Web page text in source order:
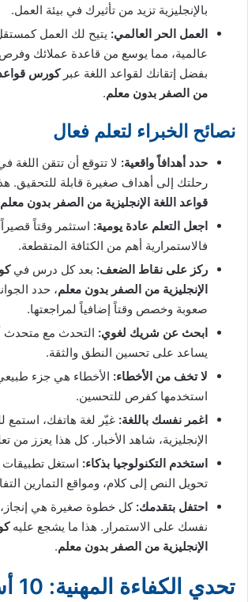
بالإنجليزية تزيد من تأثيرك في بيئة العمل.
العمل الحر العالمي: يتيح لك العمل
عالمية، مما يوسع من قاعدة عملائك
بفضل إتقانك لقواعد اللغة عبركورس قواعد
من الصفر بدون معلم.
نصائح الخبراء لتعلم فعال
حدد أهدافاً واقعية: لا تتوقع أن تتقن اللغة
رحلتك إلى أهداف صغيرة قابلة للتحقيق.
قواعد اللغة الإنجليزية من الصفر بدون معلم
اجعل التعلم عادة يومية: استثمر وقتاً
فالاستمرارية أهم من الكثافة المتقطعة.
ركز على نقاط الضعف: بعد كل درس في
الإنجليزية من الصفر بدون معلم، حدد
صعوبة وخصص وقتاً إضافياً لمراجعتها.
ابحث عن شريك لغوي: التحدث مع متحدث
يساعد على تحسين النطق والثقة.
لا تخف من الأخطاء: الأخطاء هي جزء
استخدمها كفرص للتحسين.
اغمر نفسك باللغة: غيّر لغة هاتفك، استمع
الإنجليزية، شاهد الأخبار. كل هذا يعزز من
استخدم التكنولوجيا بذكاء: استغل تطبيقات
تحويل النص إلى كلام، ومواقع التمارين
احتفل بتقدمك: كل خطوة صغيرة هي إنجاز،
نفسك على الاستمرار. هذا ما يشجع عليه
الإنجليزية من الصفر بدون معلم.
تحدي